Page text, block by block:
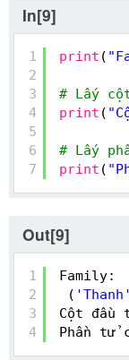
In[9]
1
2
3
4
5
6
7
print (
# Lấy
print (
# Lấy
print (
Out[9]
1
2
3
4
Family:
( 'Thanh'
Cột đầu
Phần